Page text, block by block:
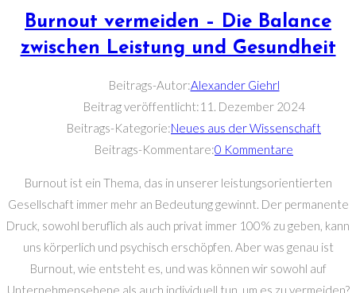
Burnout vermeiden – Die Balance
zwischen Leistung und Gesundheit
Beitrags-Autor:Alexander Giehrl
Beitrag veröffentlicht:11. Dezember 2024
Beitrags-Kategorie:Neues aus der Wissenschaft
Beitrags-Kommentare:0 Kommentare
Burnout ist ein Thema, das in unserer leistungsorientierten
Gesellschaft immer mehr an Bedeutung gewinnt. Der permanente
Druck, sowohl beruflich als auch privat immer 100% zu geben, kann
uns körperlich und psychisch erschöpfen. Aber was genau ist
Burnout, wie entsteht es, und was können wir sowohl auf
Unternehmensebene als auch individuell tun, um es zu vermeiden?